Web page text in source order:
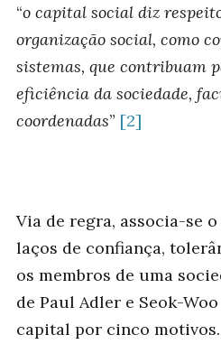
“o capital social diz
organização social, como
sistemas, que contribuam
eficiência da sociedade,
coordenadas” [2]
Via de regra, associa-se
laços de confiança,
os membros de uma
de Paul Adler e Seok-
capital por cinco